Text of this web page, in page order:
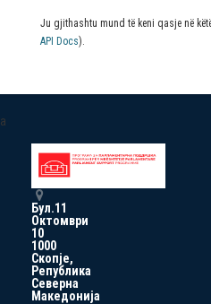
Ju gjithashtu mund të keni qasje në
API Docs).
a
Бул.11
Октомври
10
1000
Скопје,
Република
Северна
Македонија